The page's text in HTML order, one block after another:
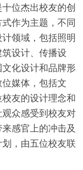
位杰出校友的创
作为主题，不同
领域，包括照明
设计、传播设
化设计和品牌形
媒体，包括文
友的设计理念和
众感受到校友对
感官上的冲击及
，由五位校友联